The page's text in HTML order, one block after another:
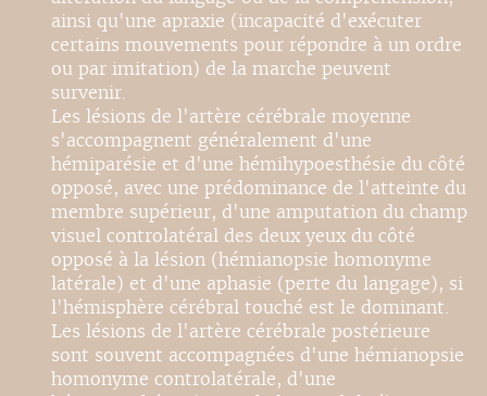
ainsi qu'une apraxie (incapacité d'exécuter
certains mouvements pour répondre à un ordre
ou par imitation) de la marche peuvent
survenir.
Les lésions de l'artère cérébrale moyenne
s'accompagnent généralement d'une
hémiparésie et d'une hémihypoesthésie du côté
opposé, avec une prédominance de l'atteinte du
membre supérieur, d'une amputation du champ
visuel controlatéral des deux yeux du côté
opposé à la lésion (hémianopsie homonyme
latérale) et d'une aphasie (perte du langage), si
l'hémisphère cérébral touché est le dominant.
Les lésions de l'artère cérébrale postérieure
sont souvent accompagnées d'une hémianopsie
homonyme controlatérale, d'une